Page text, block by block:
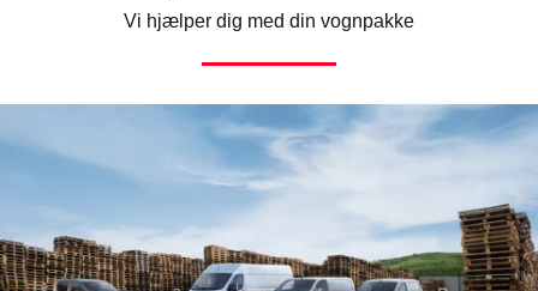
Vi hjælper dig med din vognpakke